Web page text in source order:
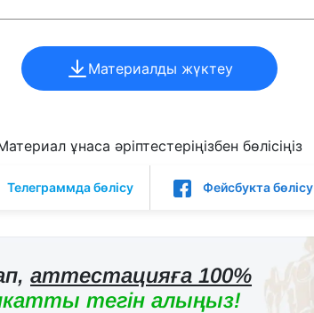
Материалды жүктеу
ұнаса әріптестеріңізбен бөлісіңіз
Телеграммда бөлісу Фейсбукта бөлісу
аттестацияға 100%
тегін алыңыз!